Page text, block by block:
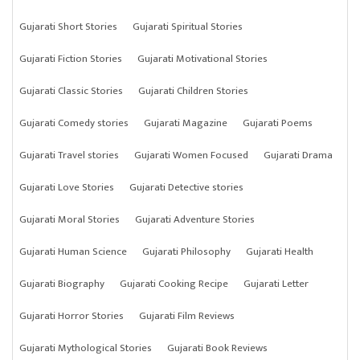
Gujarati Short Stories
Gujarati Spiritual Stories
Gujarati Fiction Stories
Gujarati Motivational Stories
Gujarati Classic Stories
Gujarati Children Stories
Gujarati Comedy stories
Gujarati Magazine
Gujarati Poems
Gujarati Travel stories
Gujarati Women Focused
Gujarati Drama
Gujarati Love Stories
Gujarati Detective stories
Gujarati Moral Stories
Gujarati Adventure Stories
Gujarati Human Science
Gujarati Philosophy
Gujarati Health
Gujarati Biography
Gujarati Cooking Recipe
Gujarati Letter
Gujarati Horror Stories
Gujarati Film Reviews
Gujarati Mythological Stories
Gujarati Book Reviews